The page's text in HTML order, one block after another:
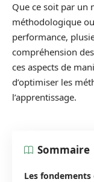
Que ce soit par un
méthodologique
performance,
compréhension
ces aspects de
d’optimiser les
l’apprentissage.
Sommaire
Les